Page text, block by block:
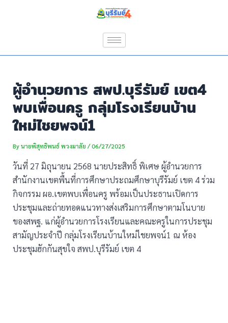
ผู้อำนวยการ สพป.บุรีรัมย์ เขต4
พบเพื่อนครู กลุ่มโรงเรียนบ้าน
ใหม่ไชยพจน์1
Byนายพิสุทธิพนธ์ พวงมาลัย/06/27/2025
วันที่ 27 มิถุนายน 2568 นายประสิทธิ์ พิเศษ ผู้อำนวยการ
สำนักงานเขตพื้นที่การศึกษาประถมศึกษาบุรีรัมย์ เขต 4 ร่วม
กิจกรรม ผอ.เขตพบเพื่อนครู พร้อมเป็นประธานเปิดการ
ประชุมและถ่ายทอดแนวทางส่งเสริมการศึกษาตามโนบาย
ของสพฐ. แก่ผู้อำนวยการโรงเรียนและคณะครูในการประชุม
สามัญประจำปี กลุ่มโรงเรียนบ้านใหม่ไชยพจน์1 ณ ห้อง
ประชุมฮักกันสุขใจ สพป.บุรีรัมย์ เขต 4